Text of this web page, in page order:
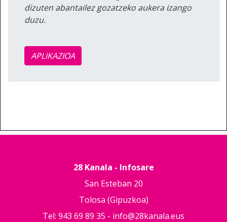
dizuten abantailez gozatzeko aukera izango
duzu.
APLIKAZIOA
28 Kanala - Infosare
San Esteban 20
Tolosa (Gipuzkoa)
Tel: 943 69 89 35 - info@28kanala.eus